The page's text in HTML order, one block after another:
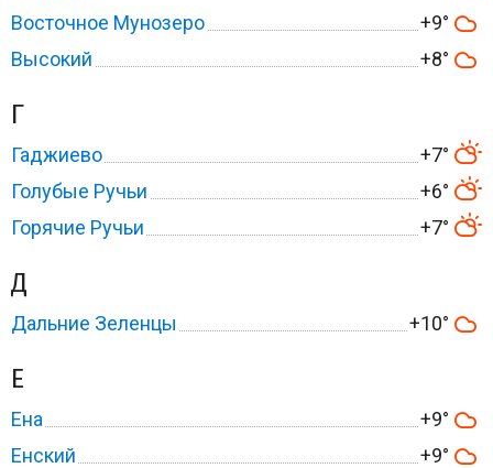
Восточное Мунозеро
+9°
Высокий
+8°
Г
Гаджиево
+7°
Голубые Ручьи
+6°
Горячие Ручьи
+7°
Д
Дальние Зеленцы +10°
Е
Ена
+9°
Енский
+9°